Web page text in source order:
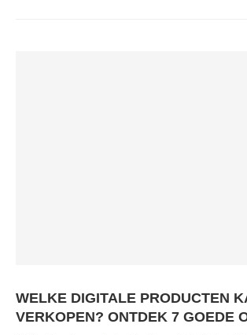
WELKE DIGITALE PRODUCTEN
VERKOPEN? ONTDEK 7 GOEDE